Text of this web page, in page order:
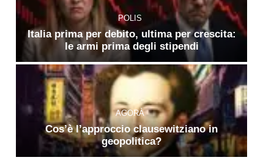
POLIS
Italia prima per debito, ultima per crescita:
le armi prima degli stipendi
AGORÀ
Cos’è l’approccio clausewitziano in
geopolitica?